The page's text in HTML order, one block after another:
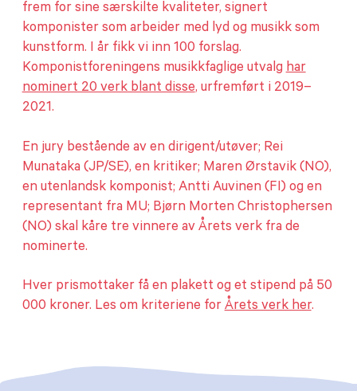
frem for sine særskilte kvaliteter, signert
komponister som arbeider med lyd og musikk som
kunstform. I år fikk vi inn 100 forslag.
Komponistforeningens musikkfaglige utvalghar
nominert 20 verk blant disse, urfremført i 2019–
2021.
En jury bestående av en dirigent/utøver; Rei
Munataka (JP/SE), en kritiker; Maren Ørstavik (NO),
en utenlandsk komponist; Antti Auvinen (FI) og en
representant fra MU; Bjørn Morten Christophersen
(NO) skal kåre tre vinnere av Årets verk fra de
nominerte.
Hver prismottaker få en plakett og et stipend på 50
000 kroner. Les om kriteriene forÅrets verk her.